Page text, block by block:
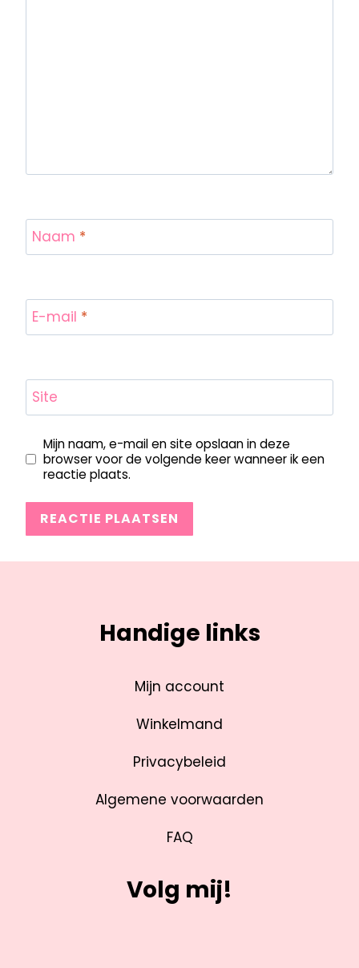
Naam *
E-mail *
Site
Mijn naam, e-mail en site opslaan in deze
browser voor de volgende keer wanneer ik een
reactie plaats.
Handige links
Mijn account
Winkelmand
Privacybeleid
Algemene voorwaarden
FAQ
Volg mij!